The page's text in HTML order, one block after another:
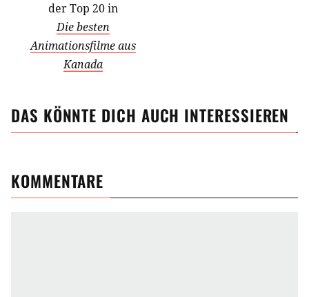
der Top 20 in
Die besten
Animationsfilme aus
Kanada
DAS KÖNNTE DICH AUCH INTERESSIEREN
KOMMENTARE